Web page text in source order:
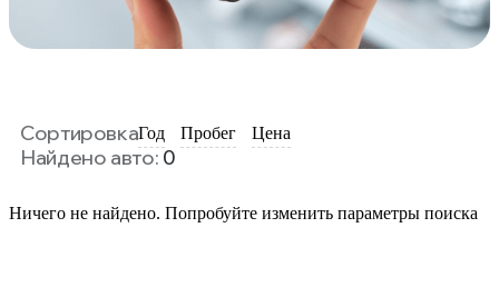
СортировкаГод Пробег Цена
Найдено авто: 0
Ничего не найдено. Попробуйте изменить параметры поиска